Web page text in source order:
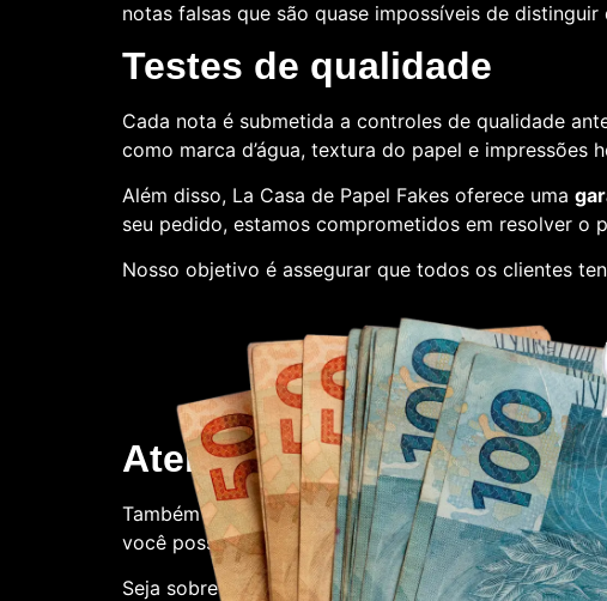
notas falsas que são quase impossíveis de distinguir
Testes de qualidade
Cada nota é submetida a controles de qualidade
como marca d’água, textura do papel e impressões
Além disso, La Casa de Papel Fakes oferece uma
seu pedido, estamos comprometidos em resolver o
Nosso objetivo é assegurar que todos os clientes
Atendimento ao cliente
Também oferecemos suporte ao cliente. Contamos
você possa ter.
Seja sobre o processo de compra, a qualidade das